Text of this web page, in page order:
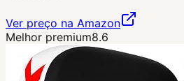
Ver preço na Amazon
Melhor premium8.6